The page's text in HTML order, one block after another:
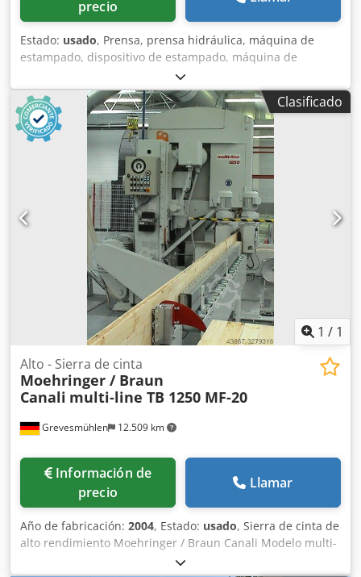
precio
Estado: usado, Prensa, prensa hidráulica, máquina de
estampado, dispositivo de estampado, máquina de
perforación, prensa de línea, unidad de estampado,
prensa de múltiples cabezales, sistema de estampado
para máquina formadora de dobleces, máquina
perfiladora, línea de perfilado, fabricación de lamelas,
fabricación de persianas -Entrega: en el estado actual, tal
como se inspeccionó -La prensa se entrega sin unidad
hidráulica, pero se puede suministrar con un recargo -
Incluye herramientas Chsdpjgfwgijfx Ag Eoa -2 prensas -
Ambas son desplazables: 500 mm -Para trabajos de
estampado pequeños -Dimensiones: 1230/2020/A1100 mm
Clasificado
1 / 1
Grevesmühlen 12.509 km
Alto - Sierra de cinta
Moehringer / Braun
Canali multi-line TB 1250 MF-20
Información de
precio
Llamar
Año de fabricación: 2004, Estado: usado, Sierra de cinta de
alto rendimiento Moehringer / Braun Canali Modelo multi-
línea TB 1250 MF-20 Diámetro de los rodillos: 1250 mm